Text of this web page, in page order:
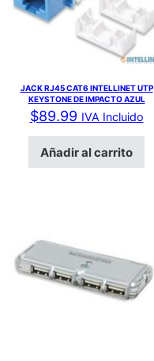
JACK RJ45 CAT6 INTELLINET UTP
KEYSTONE DE IMPACTO AZUL
$89.99 IVA Incluido
Añadir al carrito